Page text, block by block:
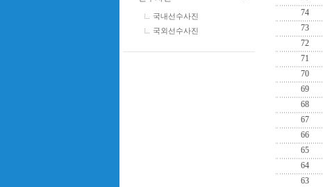
국내선수사진
국외선수사진
74
73
72
71
70
69
68
67
66
65
64
63